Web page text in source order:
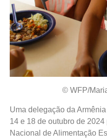
© WFP/
Uma delegação da
14 e 18 de outubro de
Nacional de Alimentação